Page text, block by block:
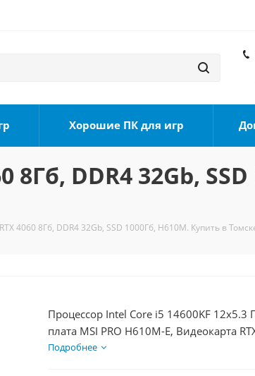
Хорошие ПК для игр
DDR4 32Gb,
4060 8Гб, DDR4 32Gb, SSD 1000Гб, H610M. Купить в
Процессор Intel Core i5 14600KF 12x5.3
плата MSI PRO H610M-E, Видеокарта
SSD 1000Гб, БП 600Вт
Подробнее